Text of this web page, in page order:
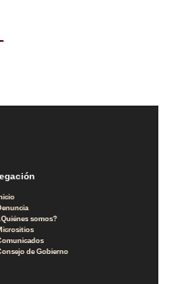
somos?
de Gobierno